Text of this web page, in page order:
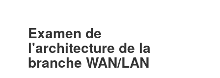
Examen de
l'architecture de la
branche WAN/LAN